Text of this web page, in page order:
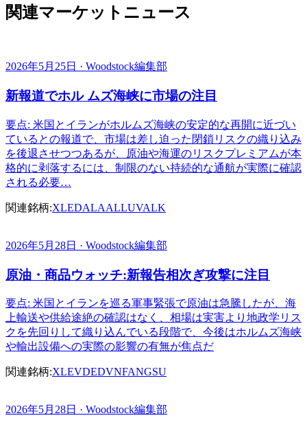
関連マーケットニュース
2026年5月25日 · Woodstock編集部
新報道でホル ムズ海峡に市場の注目
要点: 米国とイランがホルムズ海峡の安定的な再開に近づい
ているとの報道で、市場は差し迫った閉鎖リスクの織り込み
を後退させつつあるが、原油や海運のリスクプレミアムが本
格的に剥落するには、制限のない持続的な通航が実際に確認
される必要…
関連銘柄:XLEDALAALLUVALK
2026年5月28日 · Woodstock編集部
原油・商品ウォッチ:新報告相次ぎ攻撃に注目
要点: 米国とイランを巡る軍事緊張で原油は急騰したが、海
上輸送や供給途絶の確認はなく、相場は実害より地政学リス
クを先回りして織り込んでいる段階で、今後はホルムズ海峡
や輸出設備への実際の影響の有無が焦点だ
関連銘柄:XLEVDEDVNFANGSU
2026年5月28日 · Woodstock編集部